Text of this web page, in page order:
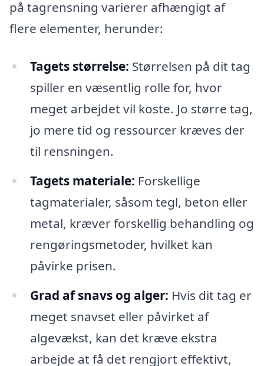
på tagrensning varierer afhængigt af
flere elementer, herunder:
Tagets størrelse: Størrelsen på dit tag
spiller en væsentlig rolle for, hvor
meget arbejdet vil koste. Jo større tag,
jo mere tid og ressourcer kræves der
til rensningen.
Tagets materiale: Forskellige
tagmaterialer, såsom tegl, beton eller
metal, kræver forskellig behandling og
rengøringsmetoder, hvilket kan
påvirke prisen.
Grad af snavs og alger: Hvis dit tag er
meget snavset eller påvirket af
algevækst, kan det kræve ekstra
arbejde at få det rengjort effektivt,